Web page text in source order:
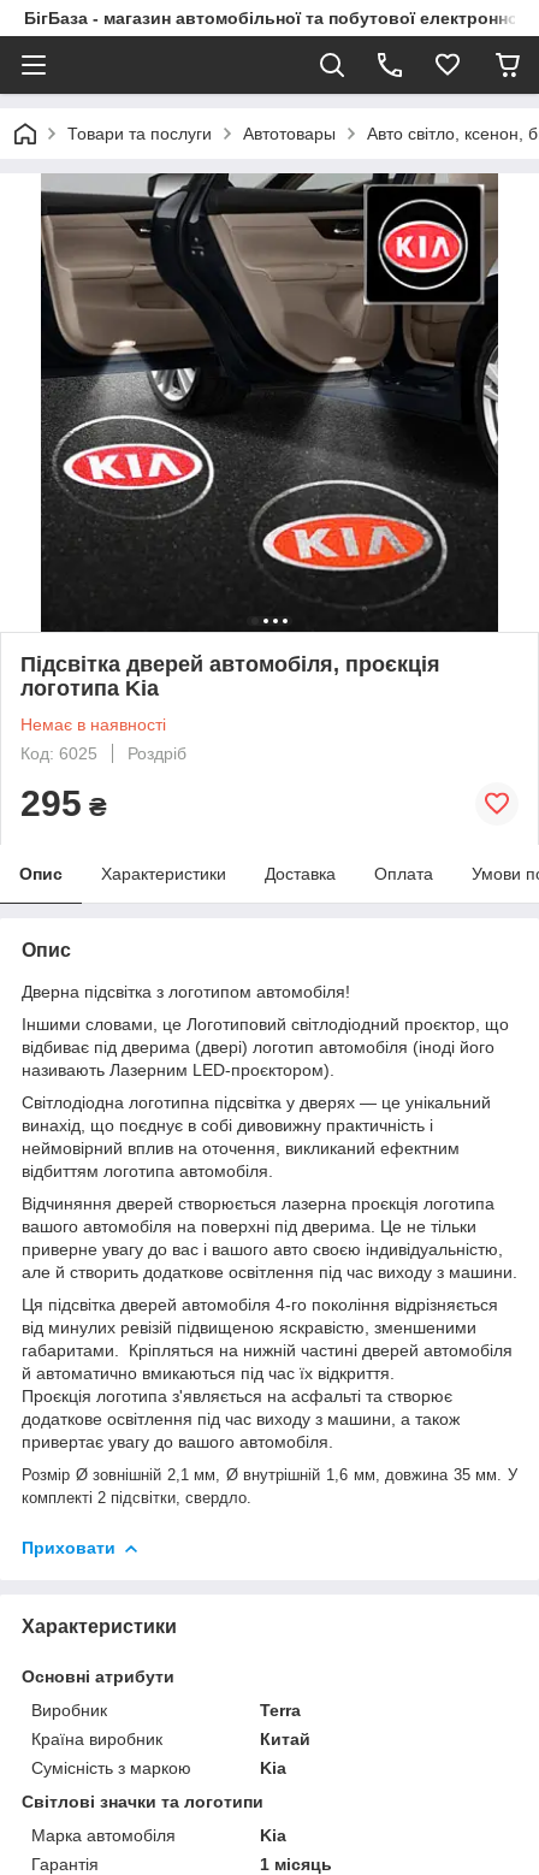
БігБаза - магазин автомобільної та побутової електронної
Товари та послуги Автотовары Авто світло, ксенон,
Підсвітка дверей автомобіля, проєкція
логотипа Kia
Немає в наявності
Код: 6025
Роздріб
295 ₴
Опис Характеристики Доставка Оплата Умови
Опис
Дверна підсвітка з логотипом автомобіля!
Іншими словами, це Логотиповий світлодіодний проєктор, що
відбиває під дверима (двері) логотип автомобіля (іноді його
називають Лазерним LED-проєктором).
Світлодіодна логотипна підсвітка у дверях — це унікальний
винахід, що поєднує в собі дивовижну практичність і
неймовірний вплив на оточення, викликаний ефектним
відбиттям логотипа автомобіля.
Відчиняння дверей створюється лазерна проєкція логотипа
вашого автомобіля на поверхні під дверима. Це не тільки
приверне увагу до вас і вашого авто своєю індивідуальністю,
але й створить додаткове освітлення під час виходу з машини.
Ця підсвітка дверей автомобіля 4-го покоління відрізняється
від минулих ревізій підвищеною яскравістю, зменшеними
габаритами. Кріпляться на нижній частині дверей автомобіля
й автоматично вмикаються під час їх відкриття.
Проєкція логотипа з'являється на асфальті та створює
додаткове освітлення під час виходу з машини, а також
привертає увагу до вашого автомобіля.
Розмір Ø зовнішній 2,1 мм, Ø внутрішній 1,6 мм, довжина 35 мм. У
комплекті 2 підсвітки, свердло.
Приховати
Характеристики
Основні атрибути
Виробник
Terra
Країна виробник
Китай
Сумісність з маркою
Kia
Світлові значки та логотипи
Марка автомобіля
Kia
Гарантія
1 місяць